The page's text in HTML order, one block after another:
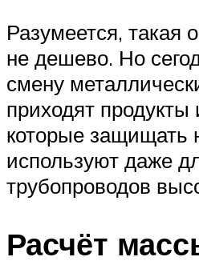
Разумеется, такая
не дешево. Но
смену
приходят продукты
которые защищать
используют даже
трубопроводов
Расчёт